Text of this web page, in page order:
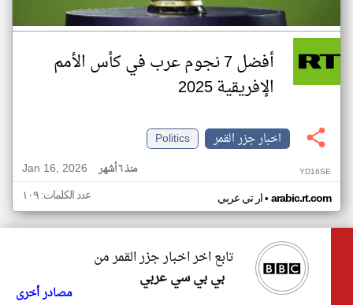
أفضل 7 نجوم عرب في كأس الأمم
الإفريقية 2025
اخبار جزر القمر
Politics
Jan 16, 2026
منذ ٦ أشهر YD16SE
ار تي عربي• arabic.rt.com عدد الكلمات: ١٠٩
تابع اخر اخبار جزر القمر من
بي بي سي عربي
مصادر أخرى